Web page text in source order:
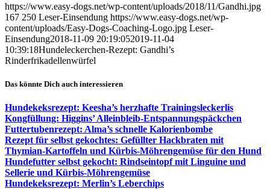
https://www.easy-dogs.net/wp-content/uploads/2018/11/Gandhi.jpg
167 250 Leser-Einsendung https://www.easy-dogs.net/wp-
content/uploads/Easy-Dogs-Coaching-Logo.jpg Leser-
Einsendung2018-11-09 20:19:052019-11-04
10:39:18Hundeleckerchen-Rezept: Gandhi’s
Rinderfrikadellenwürfel
Das könnte Dich auch interessieren
Hundekeksrezept: Keesha’s herzhafte Trainingsleckerlis
Kongfüllung: Higgins’ Alleinbleib-Entspannungspäckchen
Futtertubenrezept: Alma’s schnelle Kalorienbombe
Rezept für selbst gekochtes: Gefüllter Hackbraten mit
Thymian-Kartoffeln und Kürbis-Möhrengemüse für den Hund
Hundefutter selbst gekocht: Rindseintopf mit Linguine und
Sellerie und Kürbis-Möhrengemüse
Hundekeksrezept: Merlin’s Leberchips